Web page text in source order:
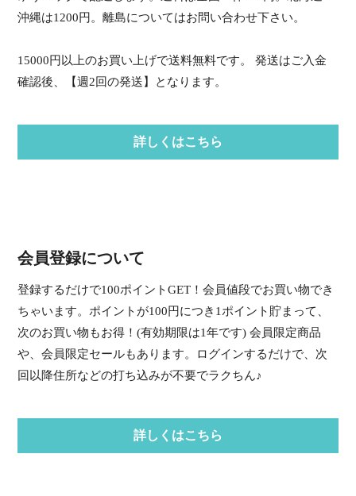
沖縄は1200円。離島についてはお問い合わせ下さい。
15000円以上のお買い上げで送料無料です。 発送はご入金
確認後、【週2回の発送】となります。
詳しくはこちら
会員登録について
登録するだけで100ポイントGET！会員値段でお買い物でき
ちゃいます。ポイントが100円につき1ポイント貯まって、
次のお買い物もお得！(有効期限は1年です) 会員限定商品
や、会員限定セールもあります。ログインするだけで、次
回以降住所などの打ち込みが不要でラクちん♪
詳しくはこちら